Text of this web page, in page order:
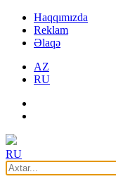
Haqqımızda
Reklam
Əlaqə
AZ
RU
RU